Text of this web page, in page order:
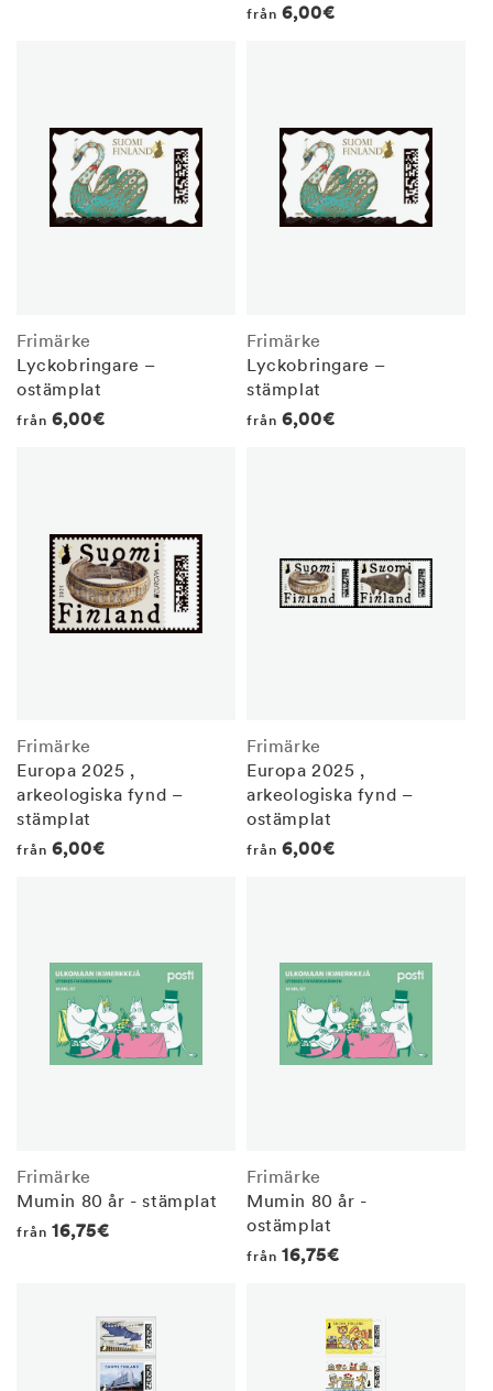
Regular
från 6,00€
Frimärke
Lyckobringare –
ostämplat
Regular
från 6,00€
Frimärke
Lyckobringare –
stämplat
Regular
från 6,00€
Frimärke
Europa 2025 ,
arkeologiska fynd –
stämplat
Regular
från 6,00€
Frimärke
Europa 2025 ,
arkeologiska fynd –
ostämplat
Regular
från 6,00€
Frimärke
Mumin 80 år - stämplat
Regular
från 16,75€
Frimärke
Mumin 80 år -
ostämplat
Regular
från 16,75€